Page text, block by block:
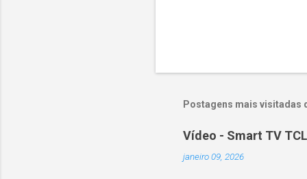
Postagens mais visitadas
Vídeo - Smart TV
janeiro 09, 2026